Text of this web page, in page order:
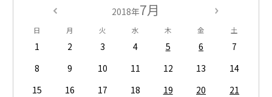
2018年7月
日 月 火 水 木 金 土
1 2 3 4 5 6
7
8
9 10 11 12 13
14
15
16 17 18 19 20
21